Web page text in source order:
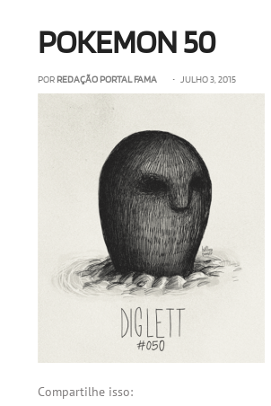
POKEMON 50
POR REDAÇÃO PORTAL FAMA • JULHO 3, 2015
Compartilhe isso: